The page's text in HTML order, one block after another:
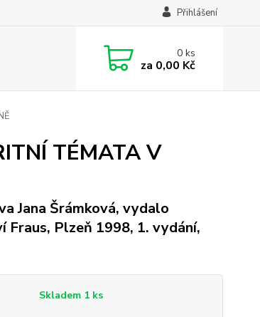
Přihlášení
0ks
za 0,00 Kč
TÉMATA V
Jana Šrámková, vydalo
Fraus, Plzeň 1998, 1. vydání,
Skladem 1 ks